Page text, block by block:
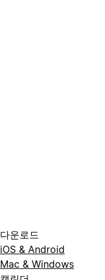
다운로드
iOS & Android
Mac & Windows